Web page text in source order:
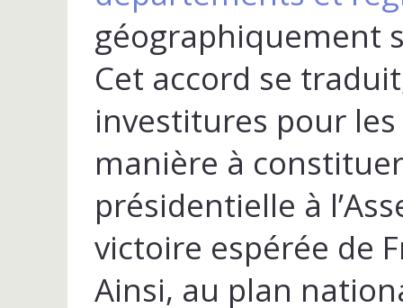
géographiquement
Cet accord se
investitures pour
manière à
présidentielle à
victoire espérée de
Ainsi, au plan